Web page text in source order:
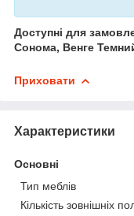
Доступні для
Сонома, Венге
Приховати
Характеристики
Основні
Тип меблів
Кількість зовнішніх